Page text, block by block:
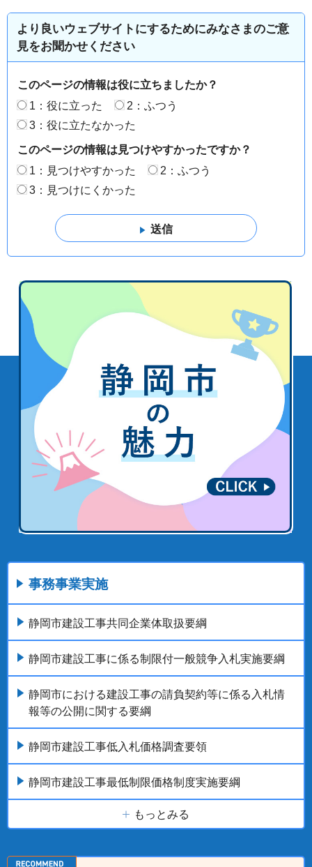
より良いウェブサイトにするためにみなさまのご意
見をお聞かせください
このページの情報は役に立ちましたか？
1：役に立った
2：ふつう
3：役に立たなかった
このページの情報は見つけやすかったですか？
1：見つけやすかった
2：ふつう
3：見つけにくかった
事務事業実施
静岡市建設工事共同企業体取扱要綱
静岡市建設工事に係る制限付一般競争入札実施要綱
静岡市における建設工事の請負契約等に係る入札情
報等の公開に関する要綱
静岡市建設工事低入札価格調査要領
静岡市建設工事最低制限価格制度実施要綱
もっとみる